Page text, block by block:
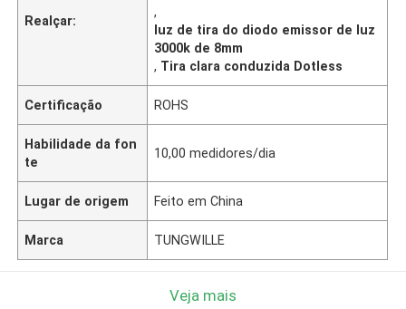
Realçar:
,
luz de tira do diodo emissor de luz
3000k de 8mm
, Tira clara conduzida Dotless
Certificação ROHS
Habilidade da fon
te
10,00 medidores/dia
Lugar de origem Feito em China
Marca TUNGWILLE
Veja mais